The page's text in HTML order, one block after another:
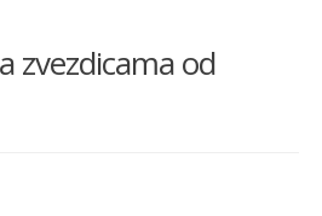
zvezdicama od